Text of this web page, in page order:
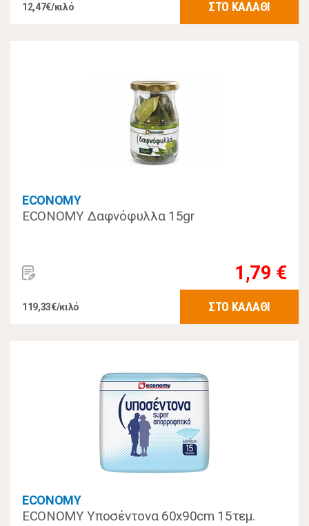
12,47€/κιλό ΣΤΟ ΚΑΛΑΘΙ
ECONOMY
ECONOMY Δαφνόφυλλα 15gr
1,79 €
119,33€/κιλό ΣΤΟ ΚΑΛΑΘΙ
ECONOMY
ECONOMY Υποσέντονα 60x90cm 15τεμ.